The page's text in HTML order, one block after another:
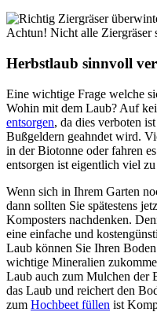
Achtun! Nicht alle Ziergräser
Herbstlaub sinnvoll
Eine wichtige Frage welche
Wohin mit dem Laub? Auf
entsorgen, da dies verboten
Bußgeldern geahndet wird.
in der Biotonne oder fahren
entsorgen ist eigentlich viel zu
Wenn sich in Ihrem Garten
dann sollten Sie spätestens
Komposters nachdenken.
eine einfache und
Laub können Sie Ihren
wichtige Mineralien
Laub auch zum Mulchen der
das Laub und reichert den
zum Hochbeet füllen ist